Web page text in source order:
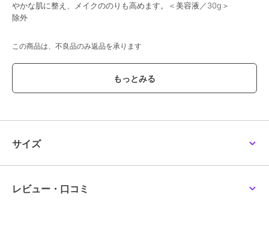
やかな肌に整え、メイクののりも高めます。＜美容液／30g＞
除外
この商品は、不良品のみ返品を承ります
ルナソル
性別タイプ
サイズ
サイズ
レビュー・口コミ